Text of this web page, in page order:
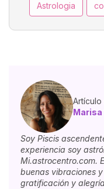
Astrologia
Soy Piscis
experiencia soy
Mi.astrocentro.com.
buenas vibraciones
gratificación y